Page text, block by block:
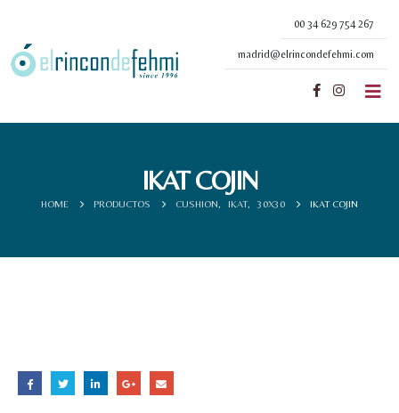
00 34 629 754 267
madrid@elrincondefehmi.com
IKAT COJIN
HOME PRODUCTOS CUSHION IKAT, 30X30 IKAT COJIN